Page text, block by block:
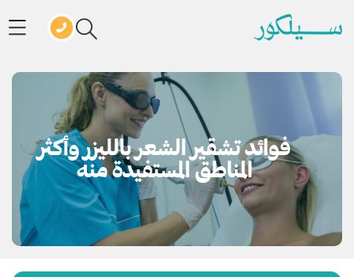
فوائد تشقير الشعر بالليزر وأكثر
المناطق المستفيدة منه